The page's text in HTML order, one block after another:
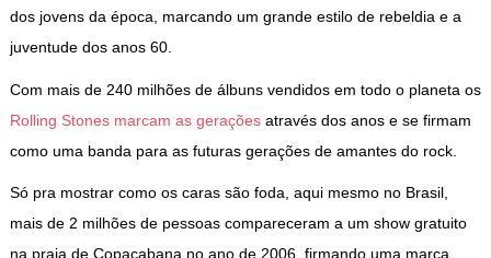
dos jovens da época, marcando um grande estilo de rebeldia e a
juventude dos anos 60.
Com mais de 240 milhões de álbuns vendidos em todo o planeta os
Rolling Stones marcam as geraçõesatravés dos anos e se firmam
como uma banda para as futuras gerações de amantes do rock.
Só pra mostrar como os caras são foda, aqui mesmo no Brasil,
mais de 2 milhões de pessoas compareceram a um show gratuito
na praia de Copacabana no ano de 2006, firmando uma marca